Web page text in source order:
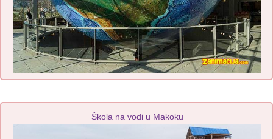
Škola na vodi u Makoku